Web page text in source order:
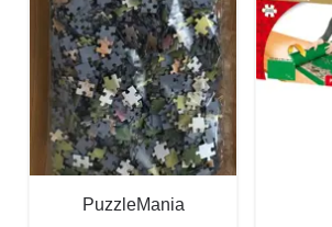
PuzzleMania